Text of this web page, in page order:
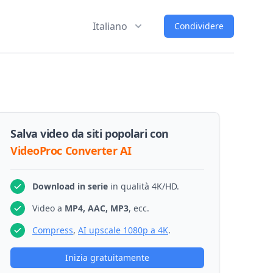
Italiano Condividere
Salva video da siti popolari con
VideoProc Converter AI
Download in serie in qualità 4K/HD.
Video a MP4, AAC, MP3, ecc.
Compress, AI upscale 1080p a 4K.
Inizia gratuitamente